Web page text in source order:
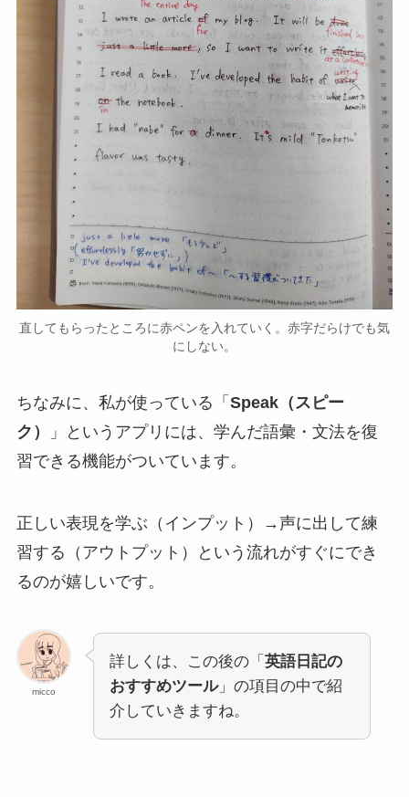
直してもらったところに赤ペンを入れていく。赤字だらけでも気
にしない。
ちなみに、私が使っている「 Speak（スピー
ク）
」というアプリには、学んだ語彙・文法を復
習できる機能がついています。
正しい表現を学ぶ（インプット）→声に出して練
習する（アウトプット）という流れがすぐにでき
るのが嬉しいです。
micco
詳しくは、この後の「 英語日記の
おすすめツール」の項目の中で紹
介していきますね。